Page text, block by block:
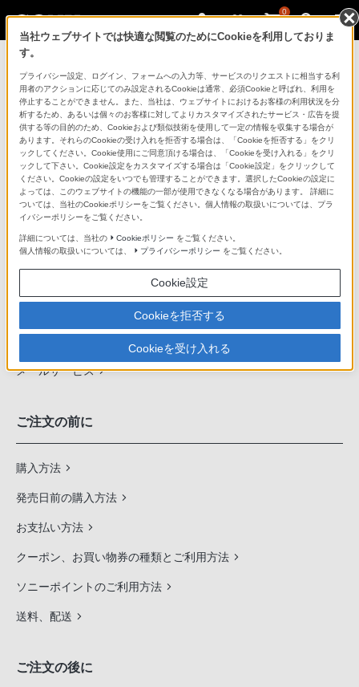
0
ソニーストアのご利用ガイド
ご利用ガイドでは、ソニーストアのご利用方法・サービ
スに関しまとめてご案内しております。
ご利用の前に
ソニーストア 店舗のご案内
ソニーショップ（ソニーストア取次店）のご案内
ソニーストアの特典・サービス
（長期保証、下取サービス、設置・設定サービスなど）
定期クーポンのプレゼントについて
メールサービス
ご注文の前に
購入方法
発売日前の購入方法
お支払い方法
クーポン、お買い物券の種類とご利用方法
ソニーポイントのご利用方法
送料、配送
ご注文の後に
当社ウェブサイトでは快適な閲覧のためにCookieを利用しておりま
す。
プライバシー設定、ログイン、フォームへの入力等、サービスのリクエストに相当する利
用者のアクションに応じてのみ設定されるCookieは通常、必須Cookieと呼ばれ、利用を
停止することができません。また、当社は、ウェブサイトにおけるお客様の利用状況を分
析するため、あるいは個々のお客様に対してよりカスタマイズされたサービス・広告を提
供する等の目的のため、Cookieおよび類似技術を使用して一定の情報を収集する場合が
あります。それらのCookieの受け入れを拒否する場合は、「Cookieを拒否する」をクリ
ックしてください。Cookie使用にご同意頂ける場合は、「Cookieを受け入れる」をクリ
ックして下さい。Cookie設定をカスタマイズする場合は「Cookie設定」をクリックして
ください。Cookieの設定をいつでも管理することができます。選択したCookieの設定に
よっては、このウェブサイトの機能の一部が使用できなくなる場合があります。 詳細に
ついては、当社のCookieポリシーをご覧ください。個人情報の取扱いについては、プラ
イバシーポリシーをご覧ください。
詳細については、当社の Cookieポリシー をご覧ください。
個人情報の取扱いについては、
プライバシーポリシー をご覧ください。
Cookie設定
Cookieを拒否する
Cookieを受け入れる